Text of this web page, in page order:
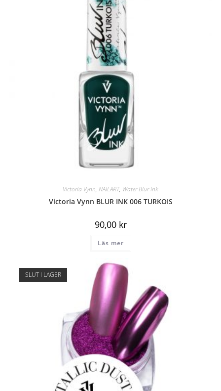
Victoria Vynn, NAILART, Water Blur ink
Victoria Vynn BLUR INK 006 TURKOIS
90,00 kr
Läs mer
SLUT I LAGER